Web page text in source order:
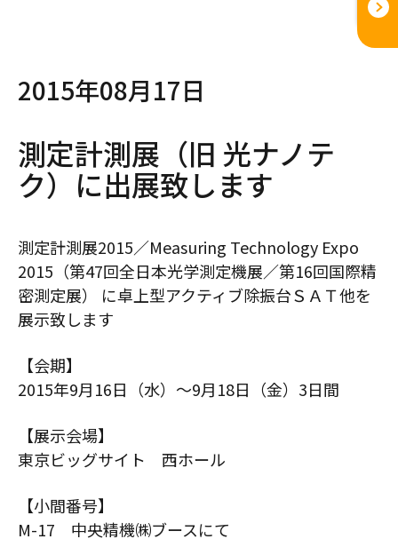
2015年08月17日
測定計測展（旧 光ナノテ
ク）に出展致します
測定計測展2015／Measuring Technology Expo
2015（第47回全日本光学測定機展／第16回国際精
密測定展） に卓上型アクティブ除振台ＳＡＴ他を
展示致します
【会期】
2015年9月16日（水）～9月18日（金）3日間
【展示会場】
東京ビッグサイト 西ホール
【小間番号】
M-17 中央精機㈱ブースにて